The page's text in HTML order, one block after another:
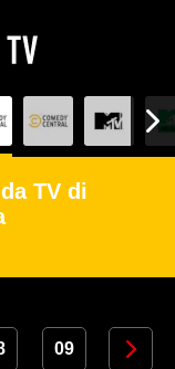
TV di
09 10